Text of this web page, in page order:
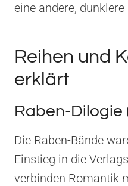
eine andere,
Reihen und
erklärt
Raben-Dilogie
Die Raben-Bände
Einstieg in die
verbinden Romantik